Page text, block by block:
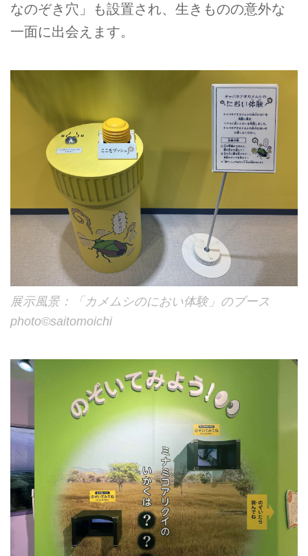
なのぞき穴」も設置され、生きものの意外な
一面に出会えます。
展示風景：「カメムシのにおい体験」のブース
photo©︎saitomoichi